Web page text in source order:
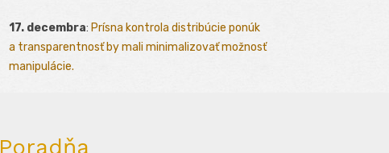
17. decembra: Prísna kontrola distribúcie ponúk
a transparentnosť by mali minimalizovať možnosť
manipulácie.
Poradňa